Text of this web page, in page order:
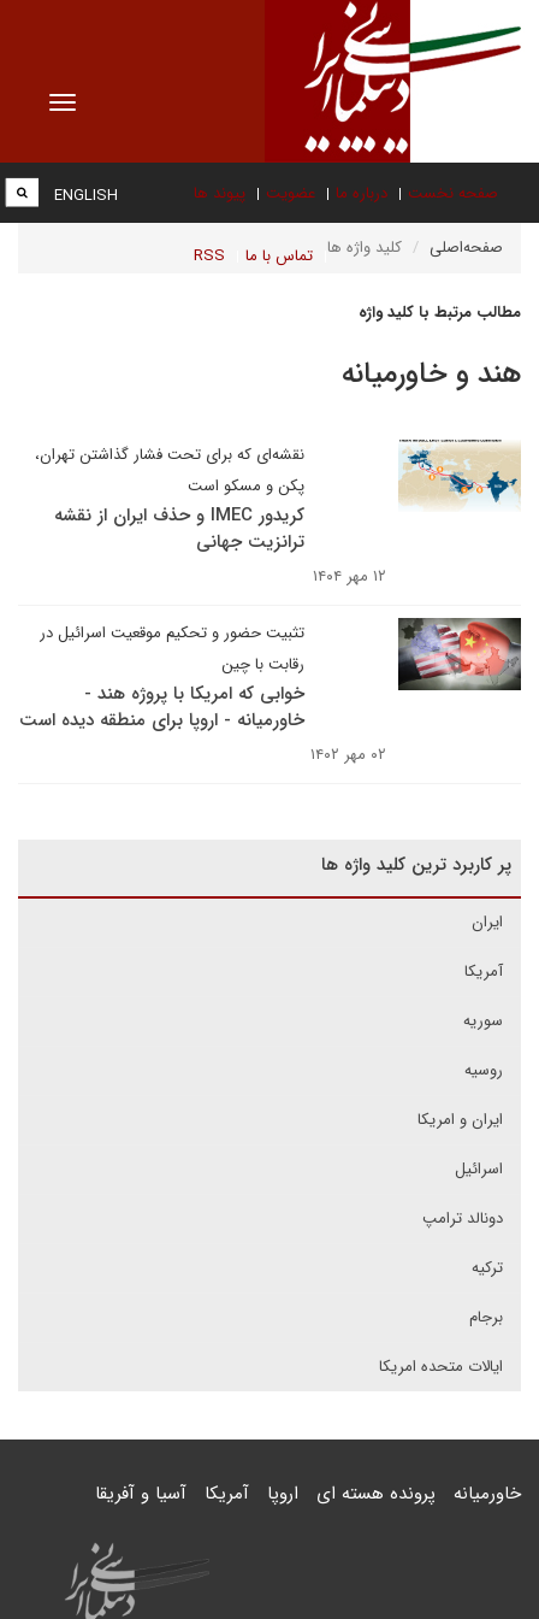
Toggle
صفحه نخست درباره ما عضویت پیوند ها
تماس با ما RSS
ENGLISH
صفحه‌اصلی کلید واژه ها
مطالب مرتبط با کلید واژه
هند و خاورمیانه
نقشه‌ای که برای تحت فشار گذاشتن تهران،
پکن و مسکو است
کریدور IMEC و حذف ایران از نقشه
ترانزیت جهانی
۱۲ مهر ۱۴۰۴
تثبیت حضور و تحکیم موقعیت اسرائیل در
رقابت با چین
خوابی که امریکا با پروژه هند -
خاورمیانه - اروپا برای منطقه دیده است
۰۲ مهر ۱۴۰۲
پر کاربرد ترین کلید واژه ها
ایران
آمریکا
سوریه
روسیه
ایران و امریکا
اسرائیل
دونالد ترامپ
ترکیه
برجام
ایالات متحده امریکا
خاورمیانه پرونده هسته ای اروپا آمریکا آسیا و آفریقا